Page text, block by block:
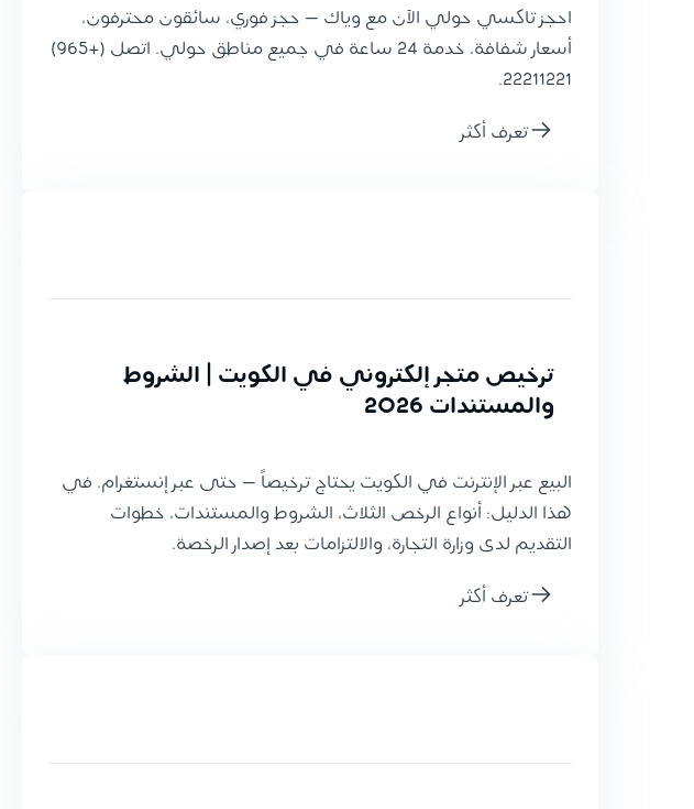
احجز تاكسي حولي الآن مع وياك — حجز فوري، سائقون محترفون،
أسعار شفافة، خدمة 24 ساعة في جميع مناطق حولي. اتصل (+965)
22211221.
تعرف أكثر
ترخيص متجر إلكتروني في الكويت | الشروط
والمستندات 2026
البيع عبر الإنترنت في الكويت يحتاج ترخيصاً — حتى عبر إنستغرام. في
هذا الدليل: أنواع الرخص الثلاث، الشروط والمستندات، خطوات
التقديم لدى وزارة التجارة، والالتزامات بعد إصدار الرخصة.
تعرف أكثر